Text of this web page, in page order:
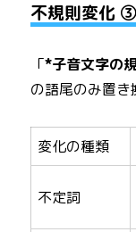
不規則変化
「*子音文字の
の語尾のみ置き
変化の種類
不定詞